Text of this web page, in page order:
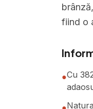
fiind o
●Cu